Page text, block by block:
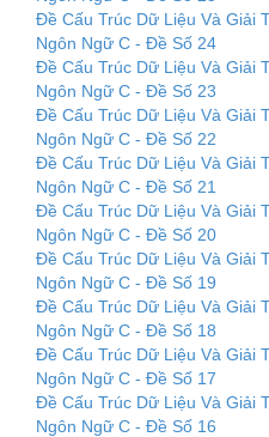
Đề Cấu Trúc Dữ Liệu Và Giải
Ngôn Ngữ C - Đề Số 24
Đề Cấu Trúc Dữ Liệu Và Giải
Ngôn Ngữ C - Đề Số 23
Đề Cấu Trúc Dữ Liệu Và Giải
Ngôn Ngữ C - Đề Số 22
Đề Cấu Trúc Dữ Liệu Và Giải
Ngôn Ngữ C - Đề Số 21
Đề Cấu Trúc Dữ Liệu Và Giải
Ngôn Ngữ C - Đề Số 20
Đề Cấu Trúc Dữ Liệu Và Giải
Ngôn Ngữ C - Đề Số 19
Đề Cấu Trúc Dữ Liệu Và Giải
Ngôn Ngữ C - Đề Số 18
Đề Cấu Trúc Dữ Liệu Và Giải
Ngôn Ngữ C - Đề Số 17
Đề Cấu Trúc Dữ Liệu Và Giải
Ngôn Ngữ C - Đề Số 16